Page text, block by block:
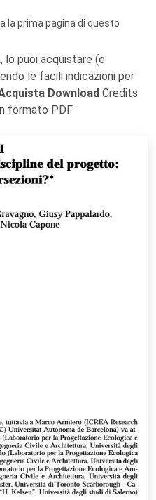
la prima pagina di questo
puoi acquistare (e
le facili indicazioni per
Download Credits
formato PDF